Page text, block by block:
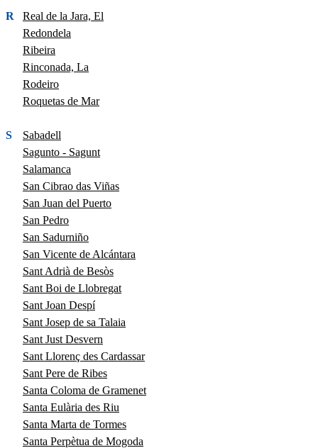
R
Real de la Jara, El
Redondela
Ribeira
Rinconada, La
Rodeiro
Roquetas de Mar
S
Sabadell
Sagunto - Sagunt
Salamanca
San Cibrao das Viñas
San Juan del Puerto
San Pedro
San Sadurniño
San Vicente de Alcántara
Sant Adrià de Besòs
Sant Boi de Llobregat
Sant Joan Despí
Sant Josep de sa Talaia
Sant Just Desvern
Sant Llorenç des Cardassar
Sant Pere de Ribes
Santa Coloma de Gramenet
Santa Eulària des Riu
Santa Marta de Tormes
Santa Perpètua de Mogoda